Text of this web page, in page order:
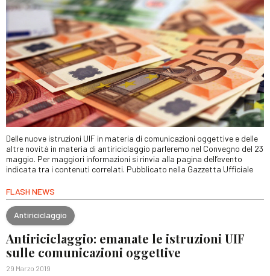
Delle nuove istruzioni UIF in materia di comunicazioni oggettive e delle
altre novità in materia di antiriciclaggio parleremo nel Convegno del 23
maggio. Per maggiori informazioni si rinvia alla pagina dell’evento
indicata tra i contenuti correlati. Pubblicato nella Gazzetta Ufficiale
FLASH NEWS
Antiriciclaggio
Antiriciclaggio: emanate le istruzioni UIF
sulle comunicazioni oggettive
29 Marzo 2019